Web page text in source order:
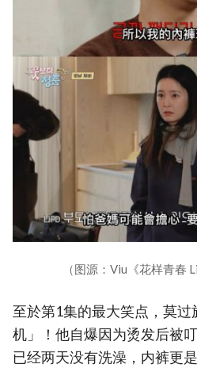
（图源：Viu《花样青春
至於第1集的最大笑点，莫
机」！他自爆因为烫发后被
已经两天没有洗澡，内裤更